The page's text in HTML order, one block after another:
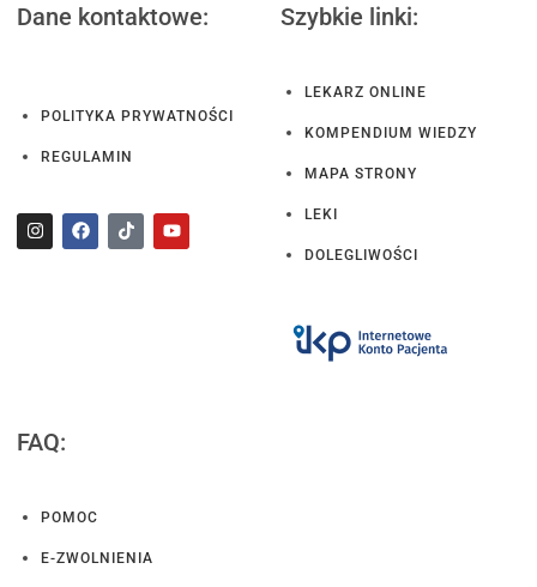
Dane kontaktowe:
POLITYKA PRYWATNOŚCI
REGULAMIN
Szybkie linki:
LEKARZ ONLINE
KOMPENDIUM WIEDZY
MAPA STRONY
LEKI
DOLEGLIWOŚCI
FAQ:
POMOC
E-ZWOLNIENIA